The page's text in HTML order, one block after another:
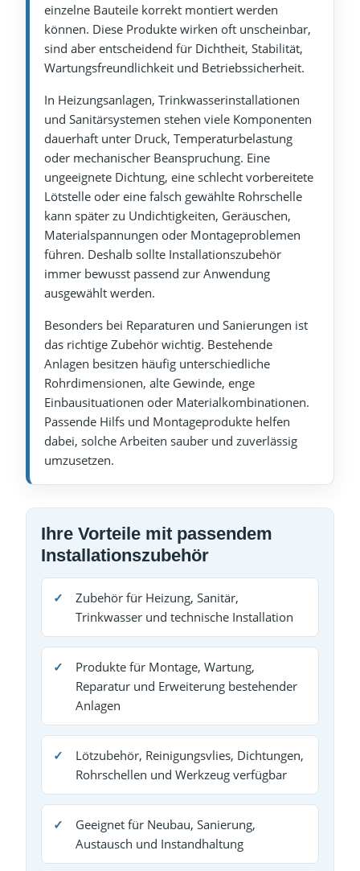
einzelne Bauteile korrekt montiert werden
können. Diese Produkte wirken oft unscheinbar,
sind aber entscheidend für Dichtheit, Stabilität,
Wartungsfreundlichkeit und Betriebssicherheit.
In Heizungsanlagen, Trinkwasserinstallationen
und Sanitärsystemen stehen viele Komponenten
dauerhaft unter Druck, Temperaturbelastung
oder mechanischer Beanspruchung. Eine
ungeeignete Dichtung, eine schlecht vorbereitete
Lötstelle oder eine falsch gewählte Rohrschelle
kann später zu Undichtigkeiten, Geräuschen,
Materialspannungen oder Montageproblemen
führen. Deshalb sollte Installationszubehör
immer bewusst passend zur Anwendung
ausgewählt werden.
Besonders bei Reparaturen und Sanierungen ist
das richtige Zubehör wichtig. Bestehende
Anlagen besitzen häufig unterschiedliche
Rohrdimensionen, alte Gewinde, enge
Einbausituationen oder Materialkombinationen.
Passende Hilfs und Montageprodukte helfen
dabei, solche Arbeiten sauber und zuverlässig
umzusetzen.
Ihre Vorteile mit passendem
Installationszubehör
Zubehör für Heizung, Sanitär,
Trinkwasser und technische Installation
Produkte für Montage, Wartung,
Reparatur und Erweiterung bestehender
Anlagen
Lötzubehör, Reinigungsvlies, Dichtungen,
Rohrschellen und Werkzeug verfügbar
Geeignet für Neubau, Sanierung,
Austausch und Instandhaltung